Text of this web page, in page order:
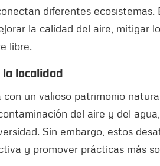
diferentes ecosistemas.
la calidad del aire, mitigar
libre.
localidad
con un valioso patrimonio
del aire y del
Sin embargo, estos
y promover prácticas más